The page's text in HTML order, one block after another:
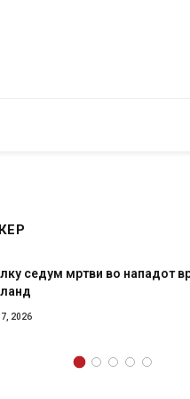
седум мртви во нападот
7, 2026